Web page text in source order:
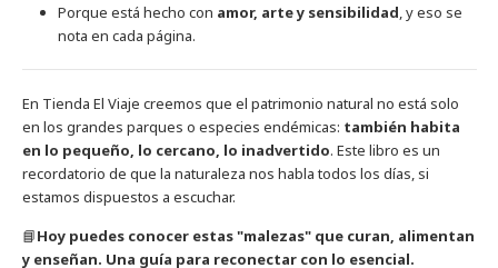
Porque está hecho con amor, arte y sensibilidad , y eso se
nota en cada página.
En Tienda El Viaje creemos que el patrimonio natural no está solo
en los grandes parques o especies endémicas: también habita
en lo pequeño, lo cercano, lo inadvertido. Este libro es un
recordatorio de que la naturaleza nos habla todos los días, si
estamos dispuestos a escuchar.
📘Hoy puedes conocer estas "malezas" que curan, alimentan
y enseñan. Una guía para reconectar con lo esencial.